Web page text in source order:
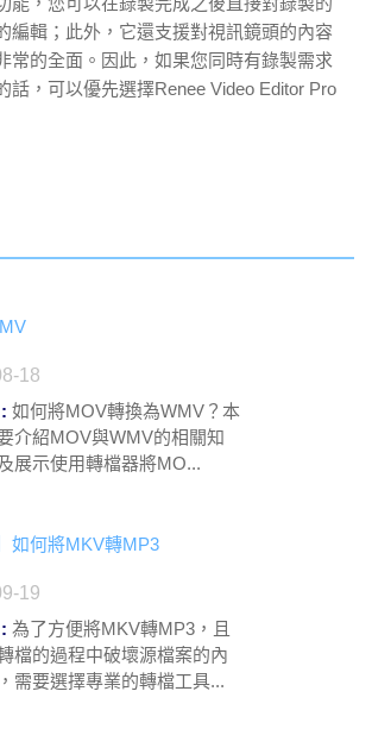
編輯；此外，它還支援對視訊鏡頭的內容
常的全面。因此，如果您同時有錄製需求
話，可以優先選擇Renee Video Editor Pro
18
如何將MOV轉換為WMV？本
介紹MOV與WMV的相關知
展示使用轉檔器將MO...
如何將MKV轉MP3
19
為了方便將MKV轉MP3，且
檔的過程中破壞源檔案的內
需要選擇專業的轉檔工具...